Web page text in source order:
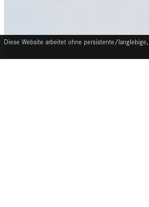
Diese Website arbeitet ohne persistente/